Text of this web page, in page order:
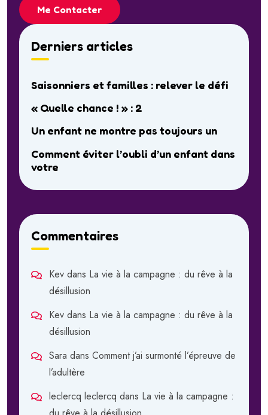
Me Contacter
Derniers articles
Saisonniers et familles : relever le défi
« Quelle chance ! » : 2
Un enfant ne montre pas toujours un
Comment éviter l’oubli d’un enfant dans
votre
Commentaires
Kev dans La vie à la campagne : du rêve à la
désillusion
Kev dans La vie à la campagne : du rêve à la
désillusion
Sara dans Comment j’ai surmonté l’épreuve de
l’adultère
leclercq leclercq dans La vie à la campagne :